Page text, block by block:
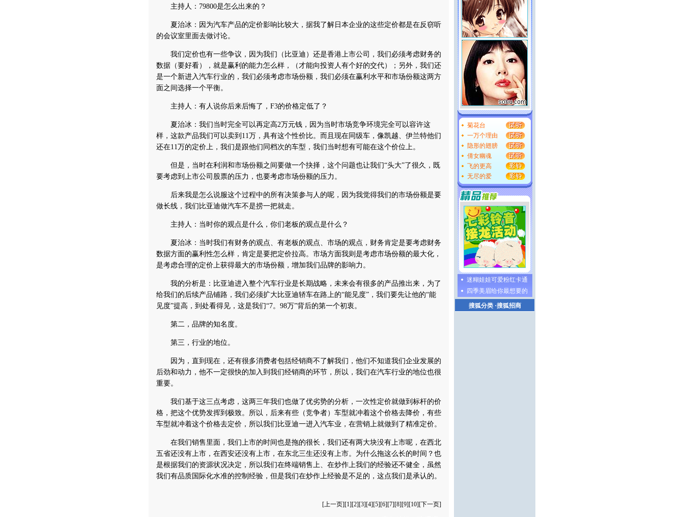
主持人：79800是怎么出来的？
夏治冰：因为汽车产品的定价影响比较大，据我了解日本企业的这些定价都是在反窃听
的会议室里面去做讨论。
我们定价也有一些争议，因为我们（比亚迪）还是香港上市公司，我们必须考虑财务的
数据（要好看），就是赢利的能力怎么样，（才能向投资人有个好的交代）；另外，我们还
是一个新进入汽车行业的，我们必须考虑市场份额，我们必须在赢利水平和市场份额这两方
面之间选择一个平衡。
主持人：有人说你后来后悔了，F3的价格定低了？
夏治冰：我们当时完全可以再定高2万元钱，因为当时市场竞争环境完全可以容许这
样，这款产品我们可以卖到11万，具有这个性价比。而且现在同级车，像凯越、伊兰特他们
还在11万的定价上，我们是跟他们同档次的车型，我们当时想有可能在这个价位上。
但是，当时在利润和市场份额之间要做一个抉择，这个问题也让我们“头大”了很久，既
要考虑到上市公司股票的压力，也要考虑市场份额的压力。
后来我是怎么说服这个过程中的所有决策参与人的呢，因为我觉得我们的市场份额是要
做长线，我们比亚迪做汽车不是捞一把就走。
主持人：当时你的观点是什么，你们老板的观点是什么？
夏治冰：当时我们有财务的观点、有老板的观点、市场的观点，财务肯定是要考虑财务
数据方面的赢利性怎么样，肯定是要把定价拉高。市场方面我则是考虑市场份额的最大化，
是考虑合理的定价上获得最大的市场份额，增加我们品牌的影响力。
我的分析是：比亚迪进入整个汽车行业是长期战略，未来会有很多的产品推出来，为了
给我们的后续产品铺路，我们必须扩大比亚迪轿车在路上的“能见度”，我们要先让他的“能
见度”提高，到处看得见，这是我们“7。98万”背后的第一个初衷。
第二，品牌的知名度。
第三，行业的地位。
因为，直到现在，还有很多消费者包括经销商不了解我们，他们不知道我们企业发展的
后劲和动力，他不一定很快的加入到我们经销商的环节，所以，我们在汽车行业的地位也很
重要。
我们基于这三点考虑，这两三年我们也做了优劣势的分析，一次性定价就做到标杆的价
格，把这个优势发挥到极致。所以，后来有些（竞争者）车型就冲着这个价格去降价，有些
车型就冲着这个价格去定价，所以我们比亚迪一进入汽车业，在营销上就做到了精准定价。
在我们销售里面，我们上市的时间也是拖的很长，我们还有两大块没有上市呢，在西北
五省还没有上市，在西安还没有上市，在东北三生还没有上市。为什么拖这么长的时间？也
是根据我们的资源状况决定，所以我们在终端销售上、在炒作上我们的经验还不健全，虽然
我们有品质国际化水准的控制经验，但是我们在炒作上经验是不足的，这点我们是承认的。
[上一页][1][2][3][4][5][6][7][8][9][10][下一页]
菊花台
一万个理由
隐形的翅膀
倩女幽魂
飞的更高
无尽的爱
迷糊娃娃可爱粉红卡通
四季美眉给你最想要的
搜狐分类·搜狐招商